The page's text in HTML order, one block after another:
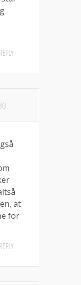
REPLY
at
for
REPLY